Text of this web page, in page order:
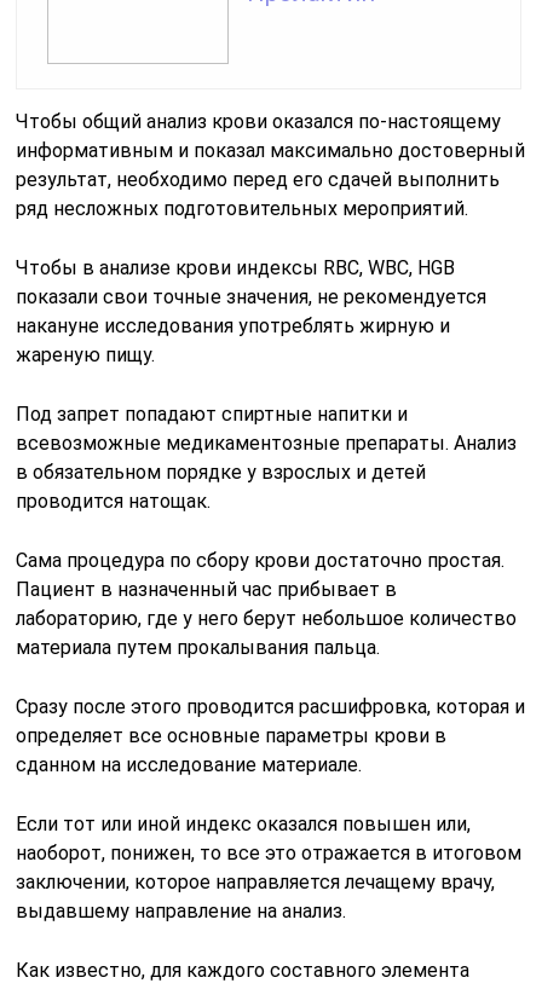
Чтобы общий анализ крови оказался по-настоящему
информативным и показал максимально достоверный
результат, необходимо перед его сдачей выполнить
ряд несложных подготовительных мероприятий.
Чтобы в анализе крови индексы RBC, WBC, HGB
показали свои точные значения, не рекомендуется
накануне исследования употреблять жирную и
жареную пищу.
Под запрет попадают спиртные напитки и
всевозможные медикаментозные препараты. Анализ
в обязательном порядке у взрослых и детей
проводится натощак.
Сама процедура по сбору крови достаточно простая.
Пациент в назначенный час прибывает в
лабораторию, где у него берут небольшое количество
материала путем прокалывания пальца.
Сразу после этого проводится расшифровка, которая и
определяет все основные параметры крови в
сданном на исследование материале.
Если тот или иной индекс оказался повышен или,
наоборот, понижен, то все это отражается в итоговом
заключении, которое направляется лечащему врачу,
выдавшему направление на анализ.
Как известно, для каждого составного элемента